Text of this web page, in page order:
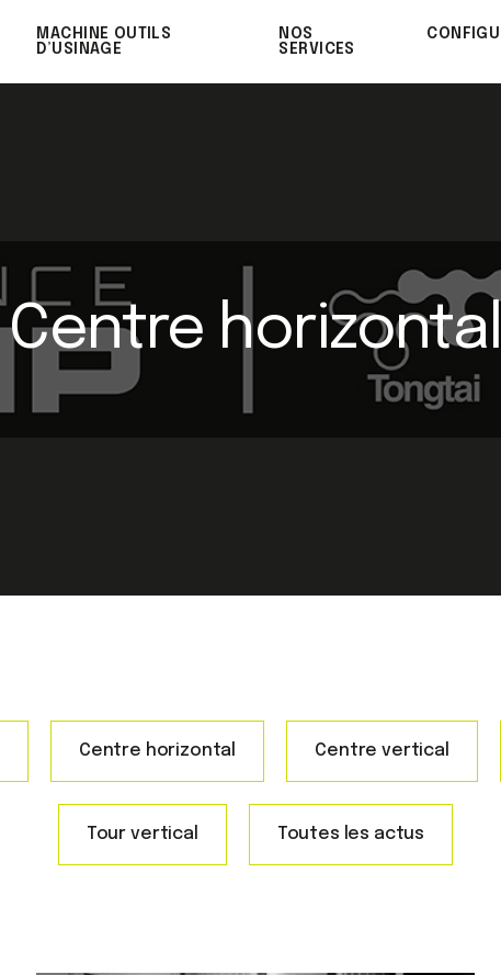
MACHINE OUTILS
D’USINAGE
NOS
SERVICES
Centre horizontal
Centre horizontal Centre vertical
Tour vertical Toutes les actus